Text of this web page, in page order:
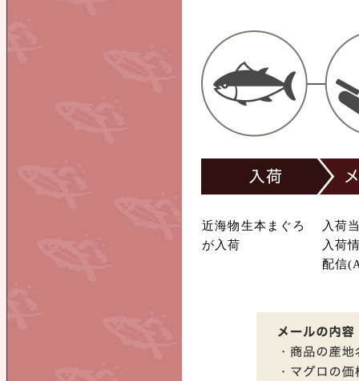
近海物生本まぐろ
が入荷
入荷
入荷
配信